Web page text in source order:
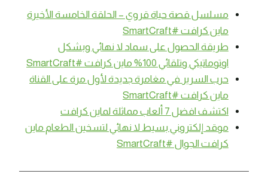
مسلسل قصة حياة قروي – الحلقة الخامسة الأخيرة
ماين كرافت #SmartCraft
طريقة الحصول على سماد لا نهائي وبشكل
اوتوماتيكي وتلقائي 100% ماين كرافت #SmartCraft
حرب السرير في مغامرة جديدة لأول مرة على القناة
ماين كرافت #SmartCraft
اكتشف افضل 7 ألعاب مماثلة لماين كرافت
موقد إلكتروني بسيط لا نهائي لتسخين الطعام ماين
كرافت الجوال #SmartCraft